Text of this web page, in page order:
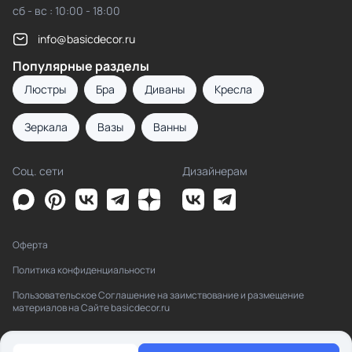
сб - вс : 10:00 - 18:00
info@basicdecor.ru
Популярные разделы
Люстры Бра Диваны Кресла
Зеркала Вазы Ванны
Соц. сети Дизайнерам
Оферта
Политика конфиденциальности
Пользовательское Соглашение на заимствование и размещение
материалов на Сайте basicdecor.ru